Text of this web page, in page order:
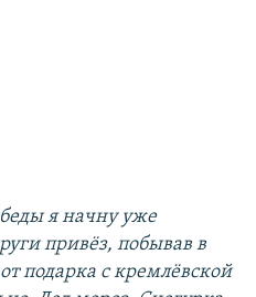
я начну уже
привёз, побывав в
подарка с кремлёвской